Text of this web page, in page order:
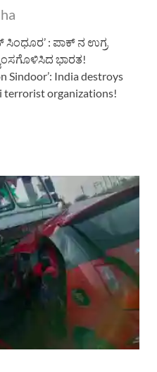
ಸಿಂಧೂರ’ : ಪಾಕ್ ನ ಉಗ್ರ
ಭಾರತ!
Sindoor’: India destroys
terrorist organizations!